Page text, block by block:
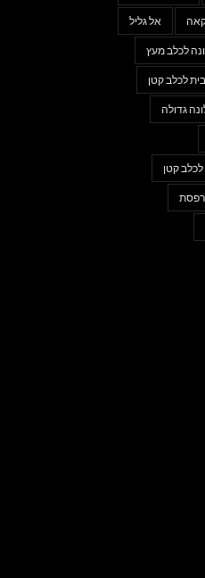
אל גליל
לכלב מעץ
בית לכלב קטן
גדולה
קטן